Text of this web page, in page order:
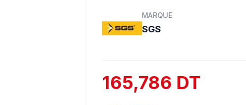
MARQUE
SGS
165,786 DT